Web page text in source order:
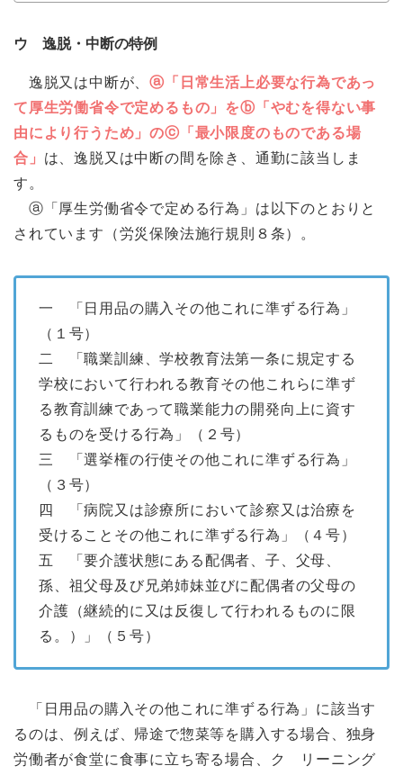
ウ 逸脱・中断の特例
逸脱又は中断が、ⓐ「日常生活上必要な行為であっ
て厚生労働省令で定めるもの」をⓑ「やむを得ない事
由により行うため」のⓒ「最小限度のものである場
合」 は、逸脱又は中断の間を除き、通勤に該当しま
す。
ⓐ「厚生労働省令で定める行為」は以下のとおりと
されています（労災保険法施行規則８条）。
一 「日用品の購入その他これに準ずる行為」
（１号）
二 「職業訓練、学校教育法第一条に規定する
学校において行われる教育その他これらに準ず
る教育訓練であって職業能力の開発向上に資す
るものを受ける行為」（２号）
三 「選挙権の行使その他これに準ずる行為」
（３号）
四 「病院又は診療所において診察又は治療を
受けることその他これに準ずる行為」（４号）
五 「要介護状態にある配偶者、子、父母、
孫、祖父母及び兄弟姉妹並びに配偶者の父母の
介護（継続的に又は反復して行われるものに限
る。）」（５号）
「日用品の購入その他これに準ずる行為」に該当す
るのは、例えば、帰途で惣菜等を購入する場合、独身
労働者が食堂に食事に立ち寄る場合、ク リーニング